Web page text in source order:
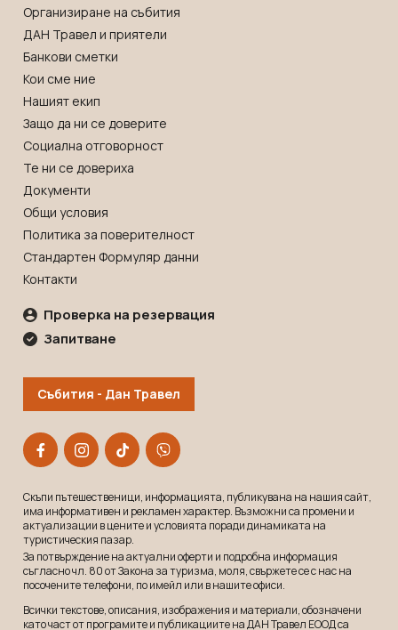
Организиране на събития
ДАН Травел и приятели
Банкови сметки
Кои сме ние
Нашият екип
Защо да ни се доверите
Социална отговорност
Те ни се довериха
Документи
Общи условия
Политика за поверителност
Стандартен Формуляр данни
Контакти
Проверка на резервация
Запитване
Събития - Дан Травел
Скъпи пътешественици, информацията, публикувана на нашия сайт,
има информативен и рекламeн характер. Възможни са промени и
актуализации в цените и условията поради динамиката на
туристическия пазар.
За потвърждение на актуални оферти и подробна информация
съгласно чл. 80 от Закона за туризма, моля, свържете се с нас на
посочените телефони, по имейл или в нашите офиси.
Всички текстове, описания, изображения и материали, обозначени
като част от програмите и публикациите на ДАН Травел ЕООД са